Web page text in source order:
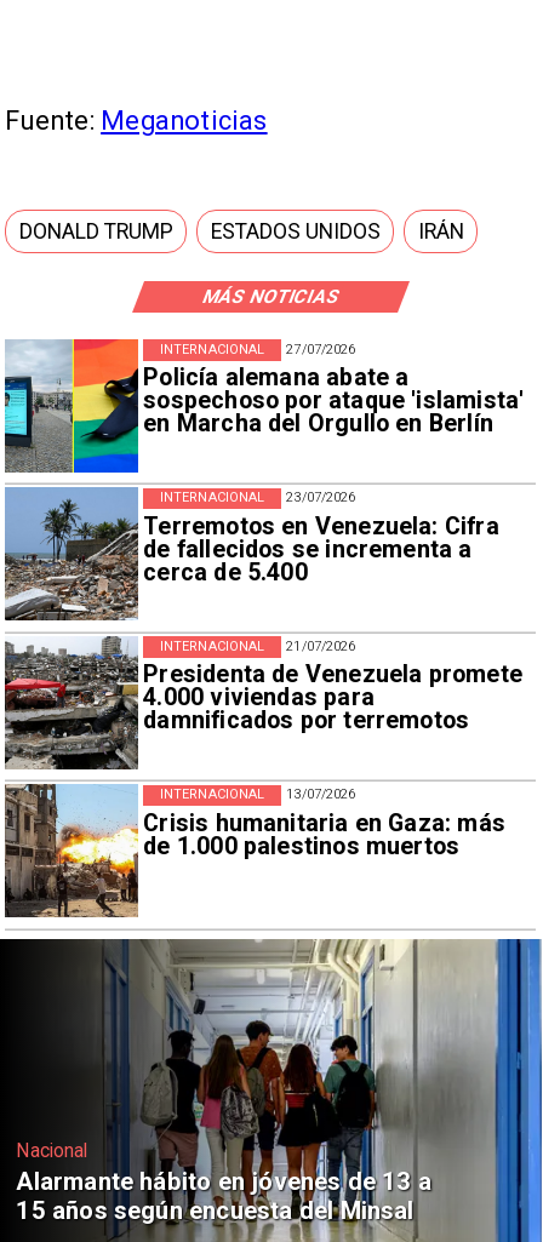
MÁS NOTICIAS
27/07/2026
Policía alemana abate a
sospechoso por ataque 'islamista'
en Marcha del Orgullo en Berlín
INTERNACIONAL
23/07/2026
Terremotos en Venezuela: Cifra
de fallecidos se incrementa a
cerca de 5.400
INTERNACIONAL
21/07/2026
Presidenta de Venezuela promete
4.000 viviendas para
damnificados por terremotos
INTERNACIONAL
13/07/2026
Crisis humanitaria en Gaza: más
de 1.000 palestinos muertos
INTERNACIONAL
Fuente: Meganoticias
DONALD TRUMP ESTADOS UNIDOS IRÁN
Regiones
Aprueban creación del Parque
Sebastián Piñera con inversión de $4